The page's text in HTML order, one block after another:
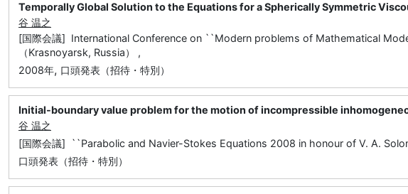
Temporally Global Solution to the Equations for a Spherically Symmetric
谷 温之
[国際会議] International Conference on ``Modern problems of Mathematical
（Krasnoyarsk, Russia） ,
2008年, 口頭発表（招待・特別）
Initial-boundary value problem for the motion of incompressible
谷 温之
[国際会議] ``Parabolic and Navier-Stokes Equations 2008 in honour of V. A.
口頭発表（招待・特別）